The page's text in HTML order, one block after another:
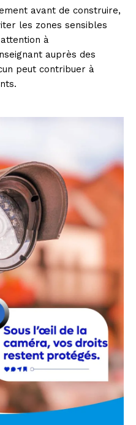
avant de construire,
les zones sensibles
à
auprès des
peut contribuer à